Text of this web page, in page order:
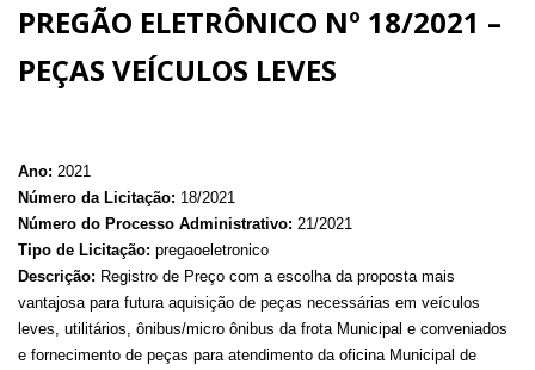
PREGÃO ELETRÔNICO Nº 18/2021 –
PEÇAS VEÍCULOS LEVES
Ano: 2021
Número da Licitação: 18/2021
Número do Processo Administrativo: 21/2021
Tipo de Licitação: pregaoeletronico
Descrição: Registro de Preço com a escolha da proposta mais
vantajosa para futura aquisição de peças necessárias em veículos
leves, utilitários, ônibus/micro ônibus da frota Municipal e conveniados
e fornecimento de peças para atendimento da oficina Municipal de